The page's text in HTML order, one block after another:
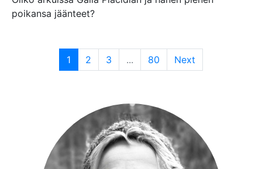
poikansa jäänteet?
1 2 3 ... 80 Next